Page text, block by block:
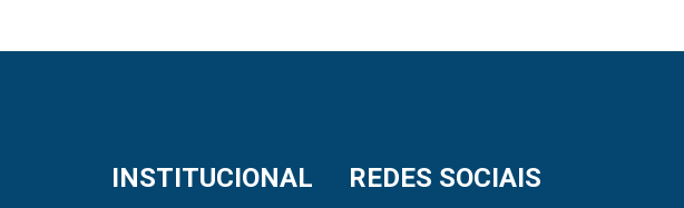
INSTITUCIONAL REDES SOCIAIS